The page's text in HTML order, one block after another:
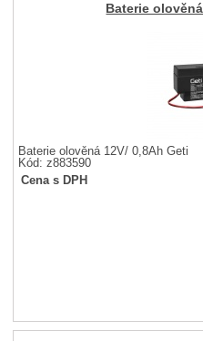
Baterie
Baterie olověná 12V/ 0,8Ah Geti
Kód: z883590
Cena s DPH